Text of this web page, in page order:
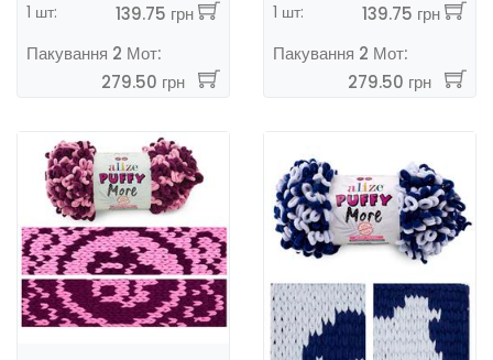
1 шт:
139.75 грн
Пакування 2 Мот:
279.50 грн
1 шт:
139.75 грн
Пакування 2 Мот:
279.50 грн